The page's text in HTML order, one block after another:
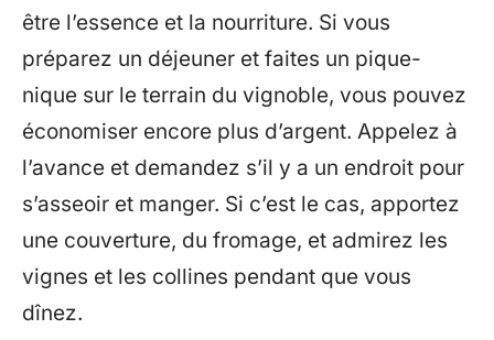
être l’essence et la nourriture. Si vous
préparez un déjeuner et faites un pique-
nique sur le terrain du vignoble, vous pouvez
économiser encore plus d’argent. Appelez à
l’avance et demandez s’il y a un endroit pour
s’asseoir et manger. Si c’est le cas, apportez
une couverture, du fromage, et admirez les
vignes et les collines pendant que vous
dînez.